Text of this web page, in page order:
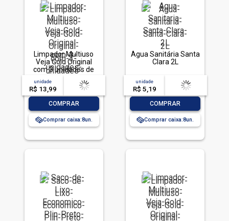
Limpador Multiuso
Veja Gold Original
com 3 unidades de
500ml
unidade
R$ 13,99
acima de
-- --,--un.
COMPRAR
Comprar caixa:8
Água Sanitária Santa
Clara 2L
unidade
R$ 5,19
acima de
-- --,--un.
COMPRAR
Comprar caixa:8